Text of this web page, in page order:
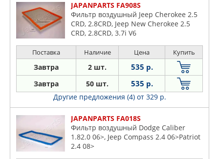
JAPANPARTS FA908S
Фильтр воздушный Jeep Cherokee 2.5
CRD, 2.8CRD, Jeep New Cherokee 2.5
CRD, 2.8CRD, 3.7i V6
Поставка Наличие Цена Купить
Завтра 2 шт. 535 р.
Завтра 50 шт. 535 р.
Другие предложения (4) от 329 р.
JAPANPARTS FA018S
Фильтр воздушный Dodge Caliber
1.82.0 06>, Jeep Compass 2.4 06>Patriot
2.4 08>